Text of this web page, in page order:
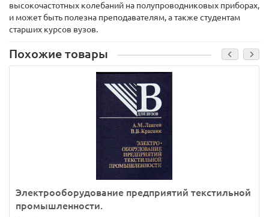
высокочастотных колебаний на полупроводниковых приборах,
и может быть полезна преподавателям, а также студентам
старших курсов вузов.
Похожие товары
Электрооборудование предприятий текстильной
промышленности.